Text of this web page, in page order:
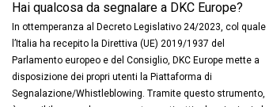
Hai qualcosa da segnalare a DKC Europe?
In ottemperanza al Decreto Legislativo 24/2023, col quale
l’Italia ha recepito la Direttiva (UE) 2019/1937 del
Parlamento europeo e del Consiglio, DKC Europe mette a
disposizione dei propri utenti la Piattaforma di
Segnalazione/Whistleblowing. Tramite questo strumento,